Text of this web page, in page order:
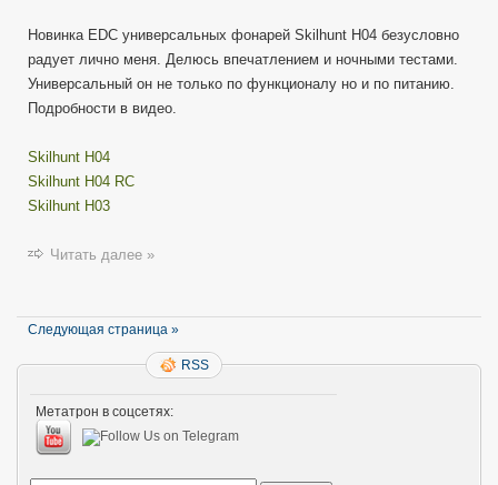
Новинка EDC универсальных фонарей Skilhunt H04 безусловно
радует лично меня. Делюсь впечатлением и ночными тестами.
Универсальный он не только по функционалу но и по питанию.
Подробности в видео.
Skilhunt H04
Skilhunt H04 RC
Skilhunt H03
Читать далее »
Следующая страница »
RSS
Метатрон в соцсетях: